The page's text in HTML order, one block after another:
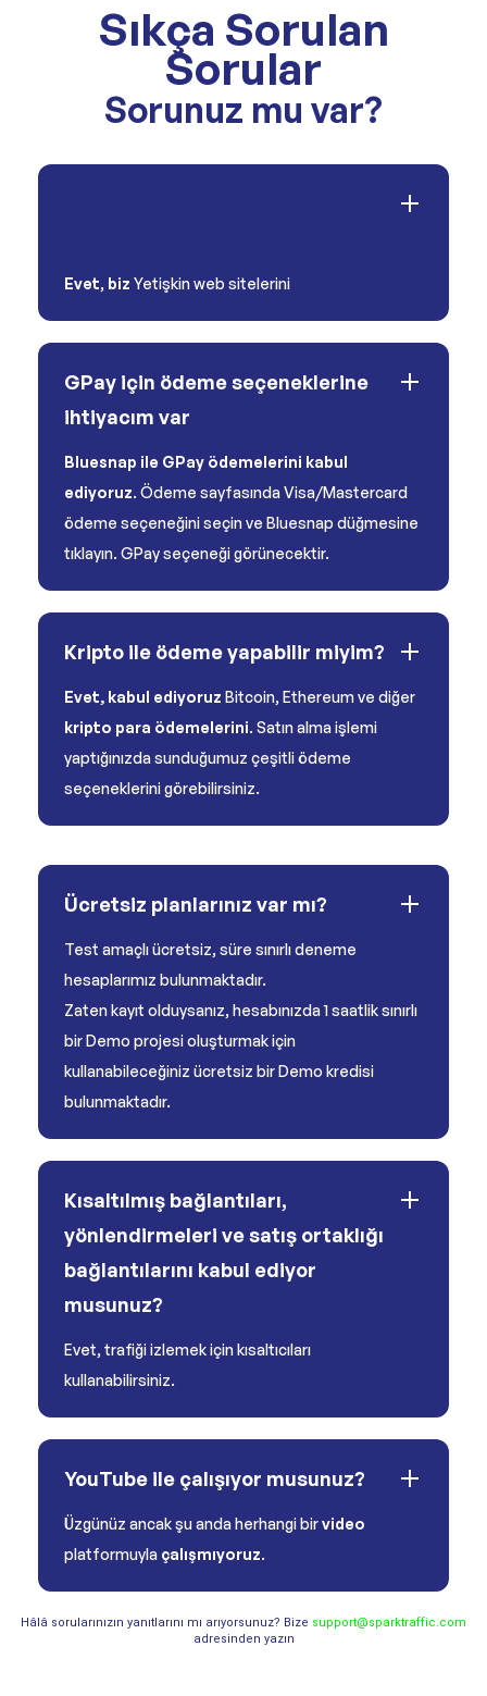
Sıkça Sorulan
Sorular
Sorunuz mu var?
Evet, biz Yetişkin web sitelerini
GPay için ödeme seçeneklerine
ihtiyacım var
Bluesnap ile GPay ödemelerini kabul
ediyoruz. Ödeme sayfasında Visa/Mastercard
ödeme seçeneğini seçin ve Bluesnap düğmesine
tıklayın. GPay seçeneği görünecektir.
Kripto ile ödeme yapabilir miyim?
Evet, kabul ediyoruz Bitcoin, Ethereum ve diğer
kripto para ödemelerini. Satın alma işlemi
yaptığınızda sunduğumuz çeşitli ödeme
seçeneklerini görebilirsiniz.
Ücretsiz planlarınız var mı?
Test amaçlı ücretsiz, süre sınırlı deneme
hesaplarımız bulunmaktadır.
Zaten kayıt olduysanız, hesabınızda 1 saatlik sınırlı
bir Demo projesi oluşturmak için
kullanabileceğiniz ücretsiz bir Demo kredisi
bulunmaktadır.
Kısaltılmış bağlantıları,
yönlendirmeleri ve satış ortaklığı
bağlantılarını kabul ediyor
musunuz?
Evet, trafiği izlemek için kısaltıcıları
kullanabilirsiniz.
YouTube ile çalışıyor musunuz?
Üzgünüz ancak şu anda herhangi birvideo
platformuyla çalışmıyoruz.
Hâlâ sorularınızın yanıtlarını mı arıyorsunuz? Bize support@sparktraffic.com
adresinden yazın